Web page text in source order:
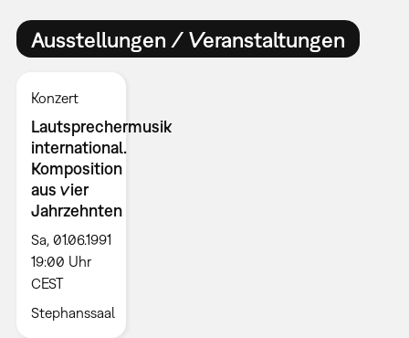
Ausstellungen / Veranstaltungen
Konzert
Lautsprechermusik
international.
Komposition
aus vier
Jahrzehnten
Sa, 01.06.1991
19:00 Uhr
CEST
Stephanssaal